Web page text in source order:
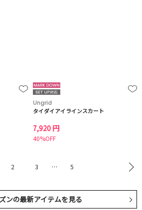
Ungrid
タイダイアイラインスカート
7,920 円
40%OFF
2 3 … 5
ンの最新アイテムを見る